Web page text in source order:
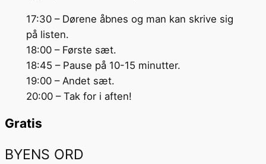
17:30 – Dørene åbnes og man kan skrive sig
på listen.
18:00 – Første sæt.
18:45 – Pause på 10-15 minutter.
19:00 – Andet sæt.
20:00 – Tak for i aften!
Gratis
BYENS ORD